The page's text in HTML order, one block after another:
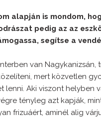
alapján is mondom,
pedig az az
segítse a
van
mert közvetlen
lenni. Aki viszont helyben
tényleg azt kapják,
frizuáért, aminél alig